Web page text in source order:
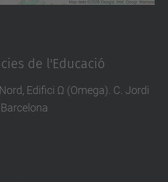
Accepta
de l'Educació
Edifici Ω (Omega). C. Jordi